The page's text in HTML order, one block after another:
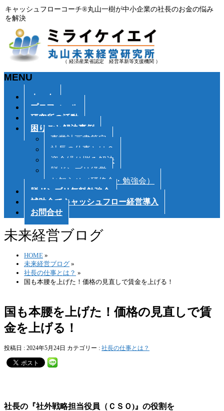
キャッシュフローコーチ®丸山一樹が中小企業の社長のお金の悩み
を解決
（ 経済産業省認定 経営革新等支援機関 ）
MENU
ホーム
プロフィール
研究所の活動
困りごと解決事例
事業計画書策定
社長の仕事とは？
資金繰り悩み解決
脱ドンブリ経営
お知らせ（研修会・勉強会）
脱ドンブリ無料勉強会
補助金でキャッシュフロー経営導入
お問合せ
未来経営ブログ
HOME »
未来経営ブログ »
社長の仕事とは？ »
国も本腰を上げた！価格の見直しで賃金を上げる！
国も本腰を上げた！価格の見直しで賃
金を上げる！
投稿日 : 2024年5月24日 カテゴリー : 社長の仕事とは？
社長の『社外戦略担当役員（ＣＳＯ)』の役割を